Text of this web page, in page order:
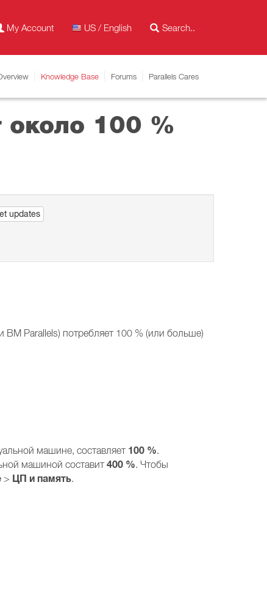
My Account US / English
Knowledge Base Forums Parallels Cares
100 %
updates
Parallels) потребляет 100 % (или больше)
машине, составляет 100 %.
машиной составит 400 %. Чтобы
> ЦП и память.